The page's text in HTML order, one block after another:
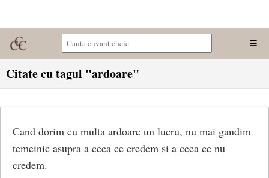
Citate cu tagul "ardoare"
Cand dorim cu multa ardoare un lucru, nu mai gandim
temeinic asupra a ceea ce credem si a ceea ce nu
credem.